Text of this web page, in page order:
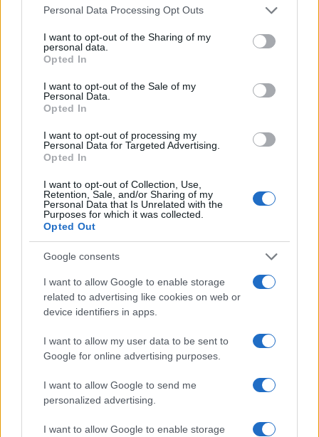
Please note that this website/app uses one or more Google
not limited to your visit or usage behaviour. You may click to
grant or deny consent to Google and its third-party tags to
use your data for below specified purposes in below Google
consent section.
Personal Data Processing Opt Outs
I want to opt-out of the Sharing of my
personal data.
Opted In
I want to opt-out of the Sale of my
Personal Data.
Opted In
I want to opt-out of processing my
Personal Data for Targeted Advertising.
Opted In
I want to opt-out of Collection, Use,
Retention, Sale, and/or Sharing of my
Personal Data that Is Unrelated with the
Purposes for which it was collected.
Opted Out
Google consents
I want to allow Google to enable storage
related to advertising like cookies on web or
device identifiers in apps.
I want to allow my user data to be sent to
Google for online advertising purposes.
I want to allow Google to send me
personalized advertising.
I want to allow Google to enable storage
AiAdhubMedia